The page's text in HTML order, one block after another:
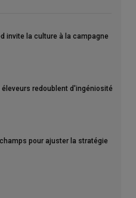
invite la culture à la campagne
éleveurs redoublent d'ingéniosité
pour ajuster la stratégie